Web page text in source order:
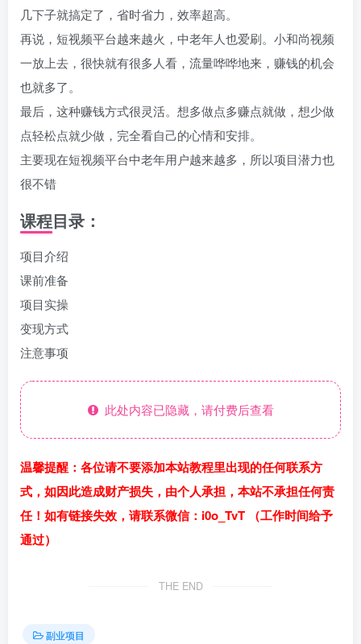
几下子就搞定了，省时省力，效率超高。
再说，短视频平台越来越火，中老年人也爱刷。小和尚视频
一放上去，很快就有很多人看，流量哗哗地来，赚钱的机会
也就多了。
最后，这种赚钱方式很灵活。想多做点多赚点就做，想少做
点轻松点就少做，完全看自己的心情和安排。
主要现在短视频平台中老年用户越来越多，所以项目潜力也
很不错
课程目录：
项目介绍
课前准备
项目实操
变现方式
注意事项
此处内容已隐藏，请付费后查看
温馨提醒：各位请不要添加本站教程里出现的任何联系方
式，如因此造成财产损失，由个人承担，本站不承担任何责
任！如有链接失效，请联系微信：i0o_TvT （工作时间给予
通过）
THE END
副业项目